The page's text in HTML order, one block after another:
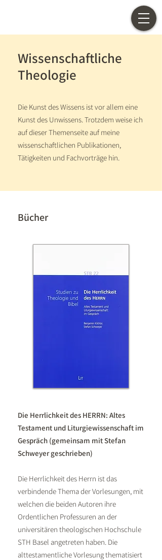
Wissenschaftliche
Theologie
Die Kunst des Wissens ist vor allem eine
Kunst des Unwissens. Trotzdem weise ich
auf dieser Themenseite auf meine
wissenschaftlichen Publikationen,
Tätigkeiten und Fachvorträge hin.
Bücher
Die Herrlichkeit des HERRN: Altes
Testament und Liturgiewissenschaft im
Gespräch (gemeinsam mit Stefan
Schweyer geschrieben)
Die Herrlichkeit des Herrn ist das
verbindende Thema der Vorlesungen, mit
welchen die beiden Autoren ihre
Ordentlichen Professuren an der
universitären theologischen Hochschule
STH Basel angetreten haben. Die
alttestamentliche Vorlesung thematisiert